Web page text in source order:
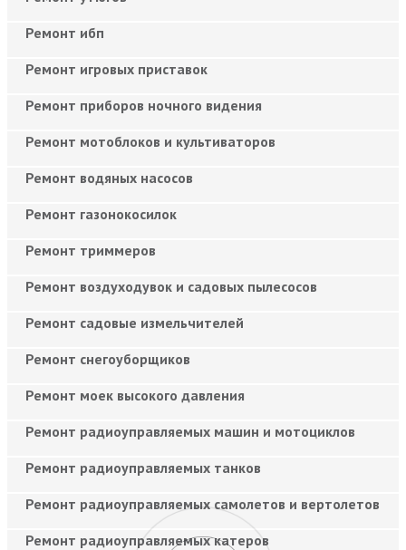
Ремонт ибп
Ремонт игровых приставок
Ремонт приборов ночного видения
Ремонт мотоблоков и культиваторов
Ремонт водяных насосов
Ремонт газонокосилок
Ремонт триммеров
Ремонт воздуходувок и садовых пылесосов
Ремонт садовые измельчителей
Ремонт снегоуборщиков
Ремонт моек высокого давления
Ремонт радиоуправляемых машин и мотоциклов
Ремонт радиоуправляемых танков
Ремонт радиоуправляемых самолетов и вертолетов
Ремонт радиоуправляемых катеров